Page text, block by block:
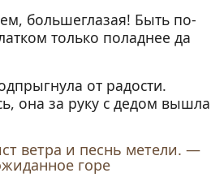
большеглазая! Быть по-
только поладнее да
от радости.
она за руку с дедом вышла
ветра и песнь метели. —
горе